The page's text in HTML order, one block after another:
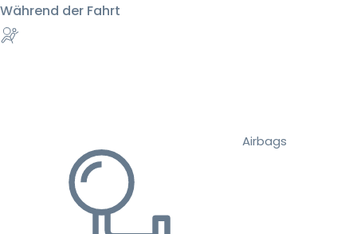
Während der Fahrt
Airbags